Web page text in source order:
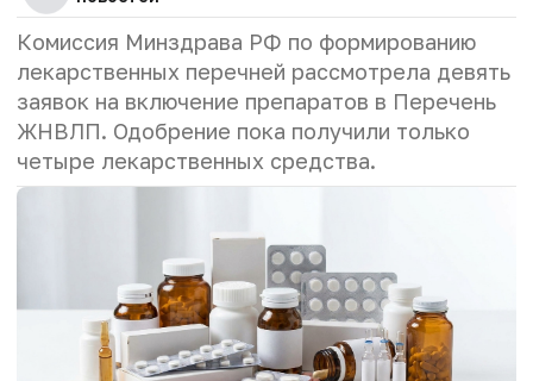
Комиссия Минздрава РФ по формированию
лекарственных перечней рассмотрела девять
заявок на включение препаратов в Перечень
ЖНВЛП. Одобрение пока получили только
четыре лекарственных средства.